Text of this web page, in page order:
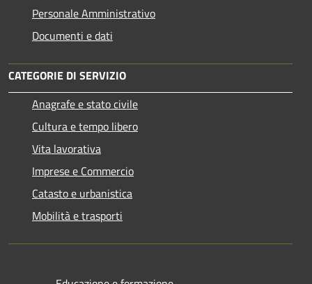
Personale Amministrativo
Documenti e dati
CATEGORIE DI SERVIZIO
Anagrafe e stato civile
Cultura e tempo libero
Vita lavorativa
Imprese e Commercio
Catasto e urbanistica
Mobilità e trasporti